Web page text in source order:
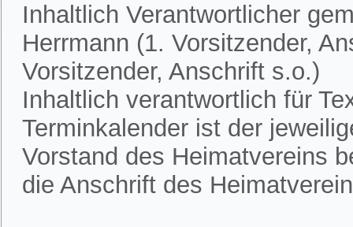
Inhaltlich Verantwortlicher
Herrmann (1. Vorsitzender,
Vorsitzender, Anschrift s.o.)
Inhaltlich verantwortlich für
Terminkalender ist der
Vorstand des Heimatvereins
die Anschrift des